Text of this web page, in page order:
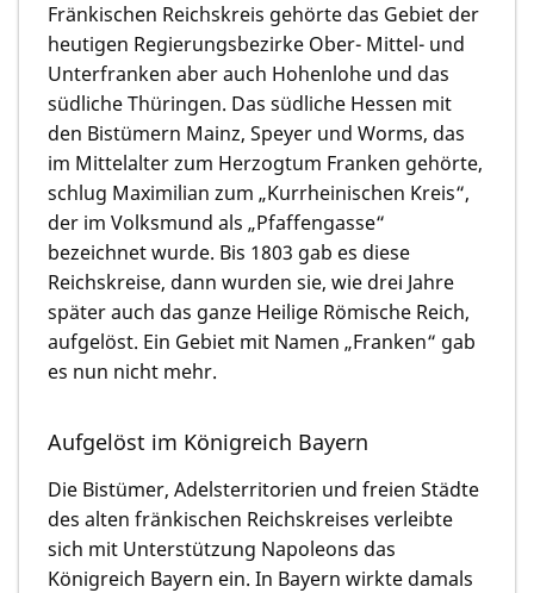
Fränkischen Reichskreis gehörte das Gebiet der
heutigen Regierungsbezirke Ober- Mittel- und
Unterfranken aber auch Hohenlohe und das
südliche Thüringen. Das südliche Hessen mit
den Bistümern Mainz, Speyer und Worms, das
im Mittelalter zum Herzogtum Franken gehörte,
schlug Maximilian zum „Kurrheinischen Kreis“,
der im Volksmund als „Pfaffengasse“
bezeichnet wurde. Bis 1803 gab es diese
Reichskreise, dann wurden sie, wie drei Jahre
später auch das ganze Heilige Römische Reich,
aufgelöst. Ein Gebiet mit Namen „Franken“ gab
es nun nicht mehr.
Aufgelöst im Königreich Bayern
Die Bistümer, Adelsterritorien und freien Städte
des alten fränkischen Reichskreises verleibte
sich mit Unterstützung Napoleons das
Königreich Bayern ein. In Bayern wirkte damals